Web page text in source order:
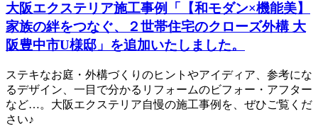
大阪エクステリア施工事例「【和モダン×機能美】
家族の絆をつなぐ、２世帯住宅のクローズ外構 大
阪豊中市U様邸」を追加いたしました。
ステキなお庭・外構づくりのヒントやアイディア、参考にな
るデザイン、一目で分かるリフォームのビフォー・アフター
など…。大阪エクステリア自慢の施工事例を、ぜひご覧くだ
さい♪